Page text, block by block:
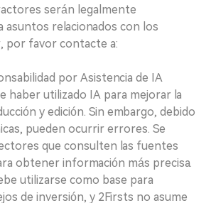
serán legalmente
asuntos relacionados con los
por favor contacte a:
por Asistencia de IA
haber utilizado IA para mejorar la
y edición. Sin embargo, debido
pueden ocurrir errores. Se
que consulten las fuentes
obtener información más precisa.
utilizarse como base para
de inversión, y 2Firsts no asume